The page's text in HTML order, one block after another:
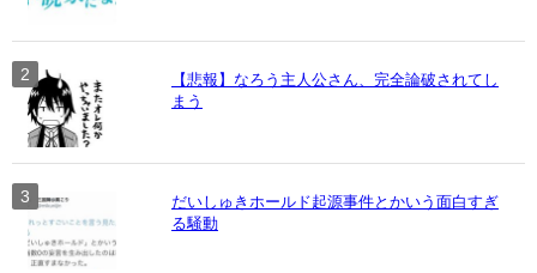
【悲報】なろう主人公さん、完全論破されてし
まう
だいしゅきホールド起源事件とかいう面白すぎ
る騒動